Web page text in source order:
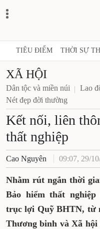
TIÊU ĐIỂM THỜI SỰ
XÃ HỘI
Dân tộc và miền núi
Lao
Nét đẹp đời thường
Kết nối, liên
thất nghiệp
Cao Nguyên 09:07, 29/
Nhằm rút ngắn thời
Bảo hiểm thất
trục lợi Quỹ BHTN, từ
Thương binh và Xã